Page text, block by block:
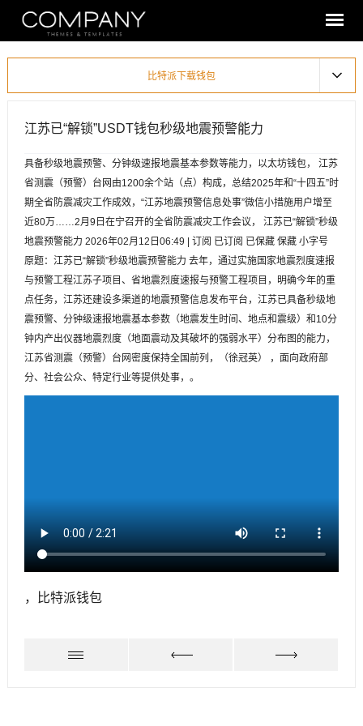
比特派下载钱包
江苏已“解锁”USDT钱包秒级地震预警能力
具备秒级地震预警、分钟级速报地震基本参数等能力，以太坊钱包， 江苏
省测震（预警）台网由1200余个站（点）构成，总结2025年和“十四五”时
期全省防震减灾工作成效，“江苏地震预警信息处事”微信小措施用户增至
近80万……2月9日在宁召开的全省防震减灾工作会议， 江苏已“解锁”秒级
地震预警能力 2026年02月12日06:49 | 订阅 已订阅 已保藏 保藏 小字号
原题：江苏已“解锁”秒级地震预警能力 去年，通过实施国家地震烈度速报
与预警工程江苏子项目、省地震烈度速报与预警工程项目，明确今年的重
点任务，江苏还建设多渠道的地震预警信息发布平台，江苏已具备秒级地
震预警、分钟级速报地震基本参数（地震发生时间、地点和震级）和10分
钟内产出仪器地震烈度（地面震动及其破坏的强弱水平）分布图的能力，
江苏省测震（预警）台网密度保持全国前列，（徐冠英） ，面向政府部
分、社会公众、特定行业等提供处事，。
，比特派钱包